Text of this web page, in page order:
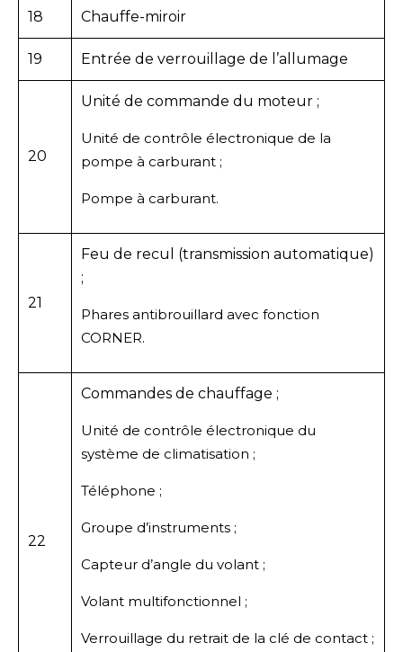
18 Chauffe-miroir
19 Entrée de verrouillage de l’allumage
20
Unité de commande du moteur ;
Unité de contrôle électronique de la
pompe à carburant ;
Pompe à carburant.
21
Feu de recul (transmission automatique)
;
Phares antibrouillard avec fonction
CORNER.
22
Commandes de chauffage ;
Unité de contrôle électronique du
système de climatisation ;
Téléphone ;
Groupe d’instruments ;
Capteur d’angle du volant ;
Volant multifonctionnel ;
Verrouillage du retrait de la clé de contact ;